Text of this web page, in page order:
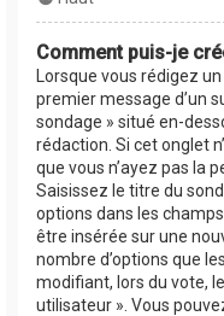
Comment puis-je
Lorsque vous rédigez
premier message d’un
sondage » situé en-
rédaction. Si cet onglet
que vous n’ayez pas la
Saisissez le titre du
options dans les
être insérée sur une
nombre d’options que
modifiant, lors du vote,
utilisateur ». Vous